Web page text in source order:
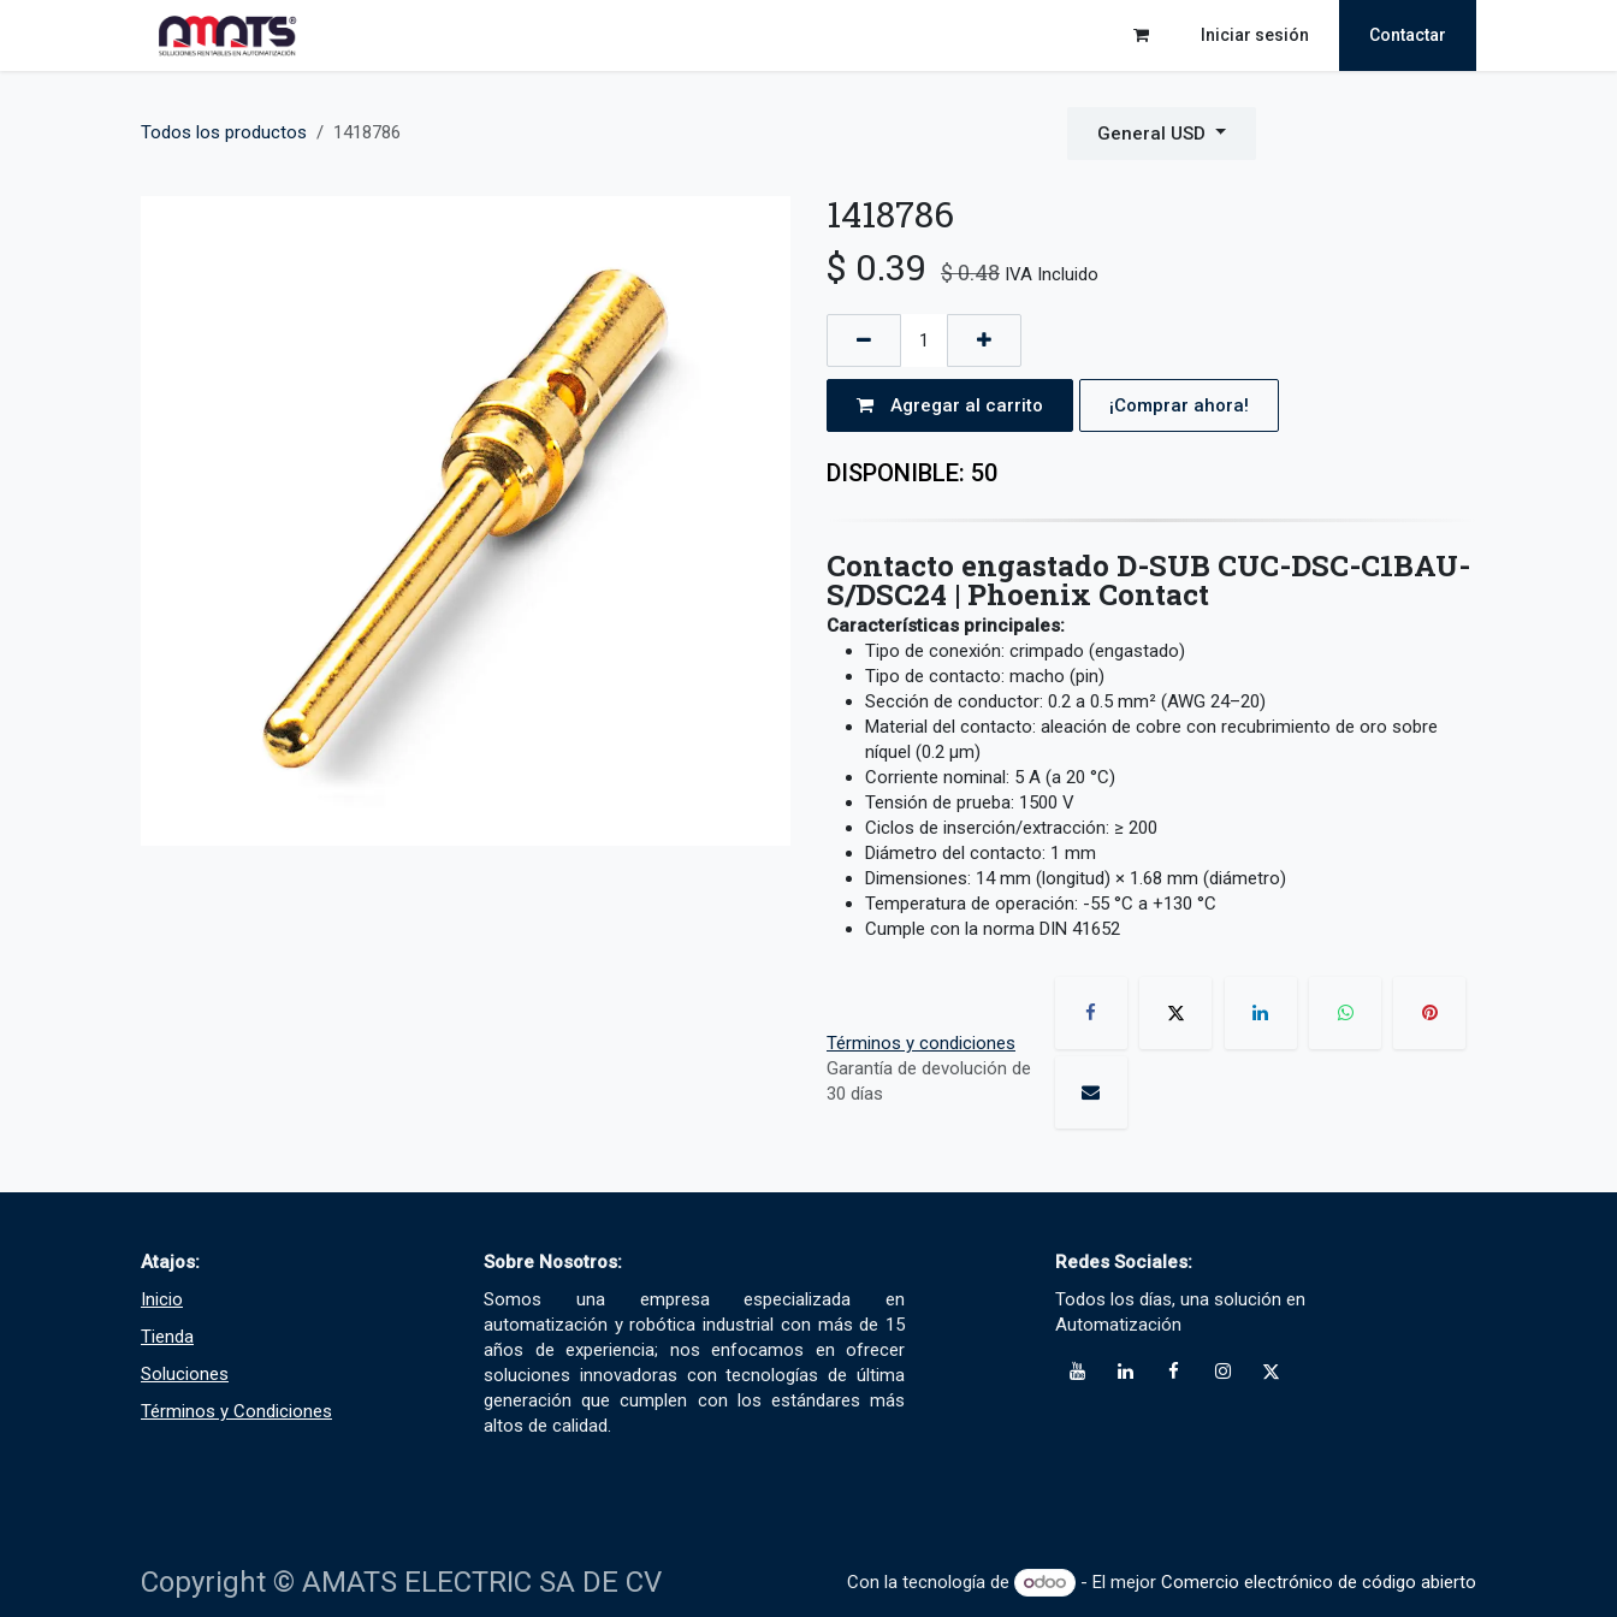
Iniciar sesión Contactar
Todos los productos 1418786 General USD
1418786
$ 0.39 $0.48 IVA Incluido
Agregar al carrito ¡Comprar ahora!
DISPONIBLE: 50
Contacto engastado D-SUB CUC-DSC-C1BAU-
S/DSC24 | Phoenix Contact
Características principales:
Tipo de conexión: crimpado (engastado)
Tipo de contacto: macho (pin)
Sección de conductor: 0.2 a 0.5 mm² (AWG 24–20)
Material del contacto: aleación de cobre con recubrimiento de oro sobre
níquel (0.2 µm)
Corriente nominal: 5 A (a 20 °C)
Tensión de prueba: 1500 V
Ciclos de inserción/extracción: ≥ 200
Diámetro del contacto: 1 mm
Dimensiones: 14 mm (longitud) × 1.68 mm (diámetro)
Temperatura de operación: -55 °C a +130 °C
Cumple con la norma DIN 41652
Términos y condiciones
Garantía de devolución de
30 días
Atajos:
Inicio
Tienda
Soluciones​
Términos y Condiciones​
Sobre Nosotros:
Somos una empresa especializada en
automatización y robótica industrial con más de 15
años de experiencia; nos enfocamos en ofrecer
soluciones innovadoras con tecnologías de última
generación que cumplen con los estándares más
altos de calidad.
Redes Sociales:
Todos los días, una solución en
Automatización
Copyright © AMATS ELECTRIC SA DE CV Con la tecnología de - El mejor Comercio electrónico de código abierto